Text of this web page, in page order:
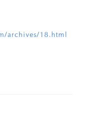
archives/18.html